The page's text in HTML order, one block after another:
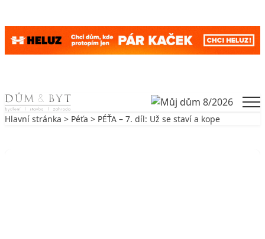
Skip to content
Hlavní stránka > Péťa > PÉŤA – 7. díl: Už se staví a kope